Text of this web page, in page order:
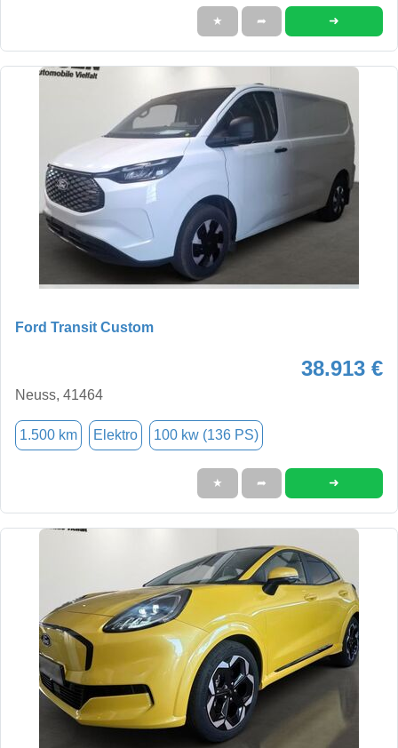
★ ➦ ➜
Ford Transit Custom
38.913 €
Neuss, 41464
1.500 km Elektro 100 kw (136 PS)
★ ➦ ➜